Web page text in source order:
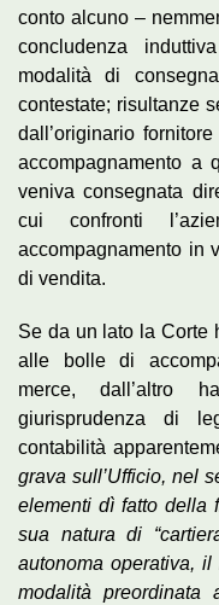
conto alcuno –
concludenza
modalità di
contestate; risultanze
dall’originario
accompagnamento a
veniva consegnata
cui confronti
accompagnamento in
di vendita.
Se da un lato la Corte
alle bolle di
merce, dall’altro
giurisprudenza di
contabilità
grava sull’Ufficio, nel
elementi dì fatto della
sua natura di
autonoma operativa, il
modalità